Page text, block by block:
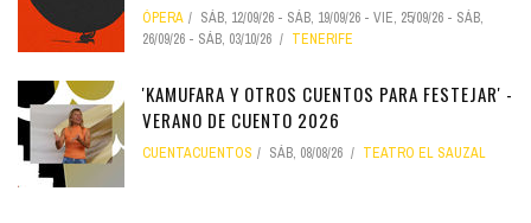
ÓPERA SÁB, 12/09/26 - SÁB, 19/09/26 - VIE, 25/09/26 - SÁB,
26/09/26 - SÁB, 03/10/26 TENERIFE
'KAMUFARA Y OTROS CUENTOS PARA FESTEJAR' -
VERANO DE CUENTO 2026
CUENTACUENTOS SÁB, 08/08/26 TEATRO EL SAUZAL